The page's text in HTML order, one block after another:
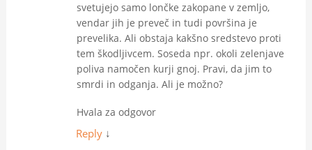
svetujejo samo lončke zakopane v zemljo,
vendar jih je preveč in tudi površina je
prevelika. Ali obstaja kakšno sredstevo proti
tem škodljivcem. Soseda npr. okoli zelenjave
poliva namočen kurji gnoj. Pravi, da jim to
smrdi in odganja. Ali je možno?
Hvala za odgovor
Reply ↓